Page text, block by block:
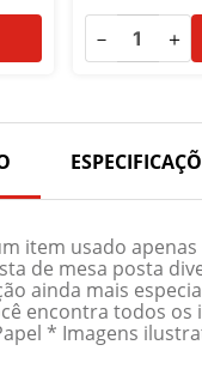
－ ＋
item usado
de mesa posta
ainda mais
encontra todos
* Imagens